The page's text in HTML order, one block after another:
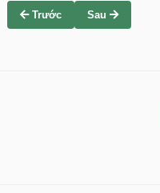
Trước Sau